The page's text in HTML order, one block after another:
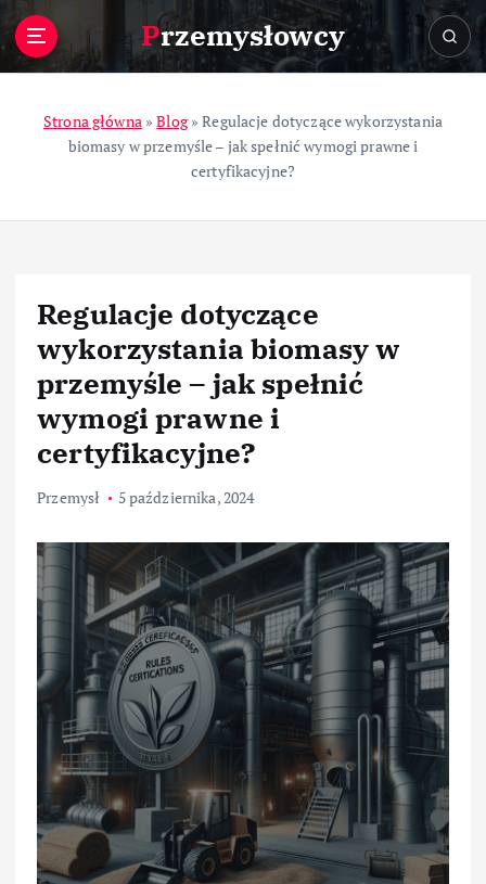
Przemysłowcy
Strona główna»Blog»Regulacje dotyczące wykorzystania
biomasy w przemyśle – jak spełnić wymogi prawne i
certyfikacyjne?
Regulacje dotyczące
wykorzystania biomasy w
przemyśle – jak spełnić
wymogi prawne i
certyfikacyjne?
Przemysł 5 października, 2024